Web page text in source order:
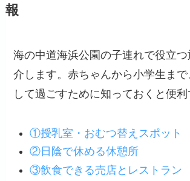
報
海の中道海浜公園の子連れで役立
介します。赤ちゃんから小学生ま
して過ごすために知っておくと便利
①授乳室・おむつ替えスポット
②日陰で休める休憩所
③飲食できる売店とレストラン